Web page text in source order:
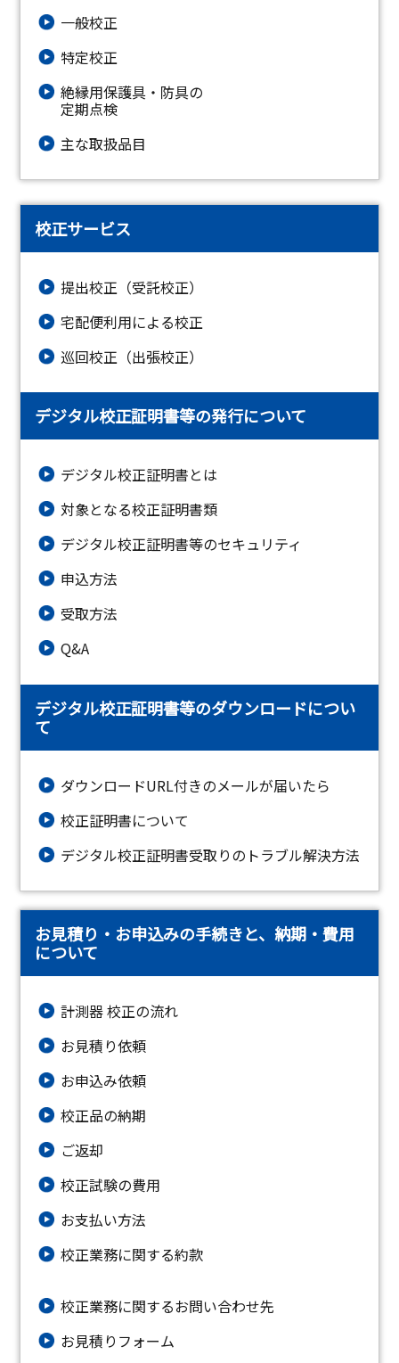
一般校正
特定校正
絶縁⽤保護具・防具の
定期点検
主な取扱品目
校正サービス
提出校正（受託校正）
宅配便利用による校正
巡回校正（出張校正）
デジタル校正証明書等の発行について
デジタル校正証明書とは
対象となる校正証明書類
デジタル校正証明書等のセキュリティ
申込方法
受取方法
Q&A
デジタル校正証明書等のダウンロードについ
て
ダウンロードURL付きのメールが届いたら
校正証明書について
デジタル校正証明書受取りのトラブル解決方法
お見積り・お申込みの手続きと、納期・費用
について
計測器 校正の流れ
お見積り依頼
お申込み依頼
校正品の納期
ご返却
校正試験の費用
お支払い方法
校正業務に関する約款
校正業務に関するお問い合わせ先
お⾒積りフォーム